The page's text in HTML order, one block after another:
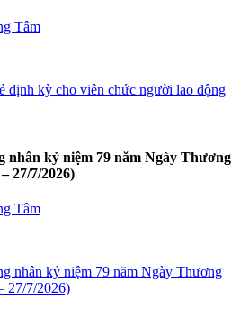
Tâm
nhân kỷ niệm 79 năm Ngày Thương
27/7/2026)
Tâm